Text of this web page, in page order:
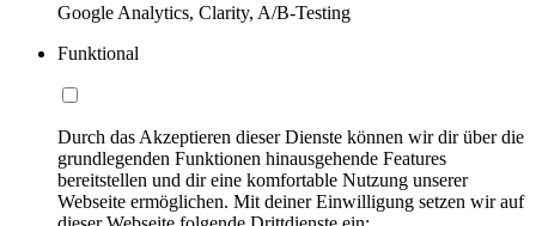
Google Analytics, Clarity, A/B-Testing
Funktional
Durch das Akzeptieren dieser Dienste können wir dir über die
grundlegenden Funktionen hinausgehende Features
bereitstellen und dir eine komfortable Nutzung unserer
Webseite ermöglichen. Mit deiner Einwilligung setzen wir auf